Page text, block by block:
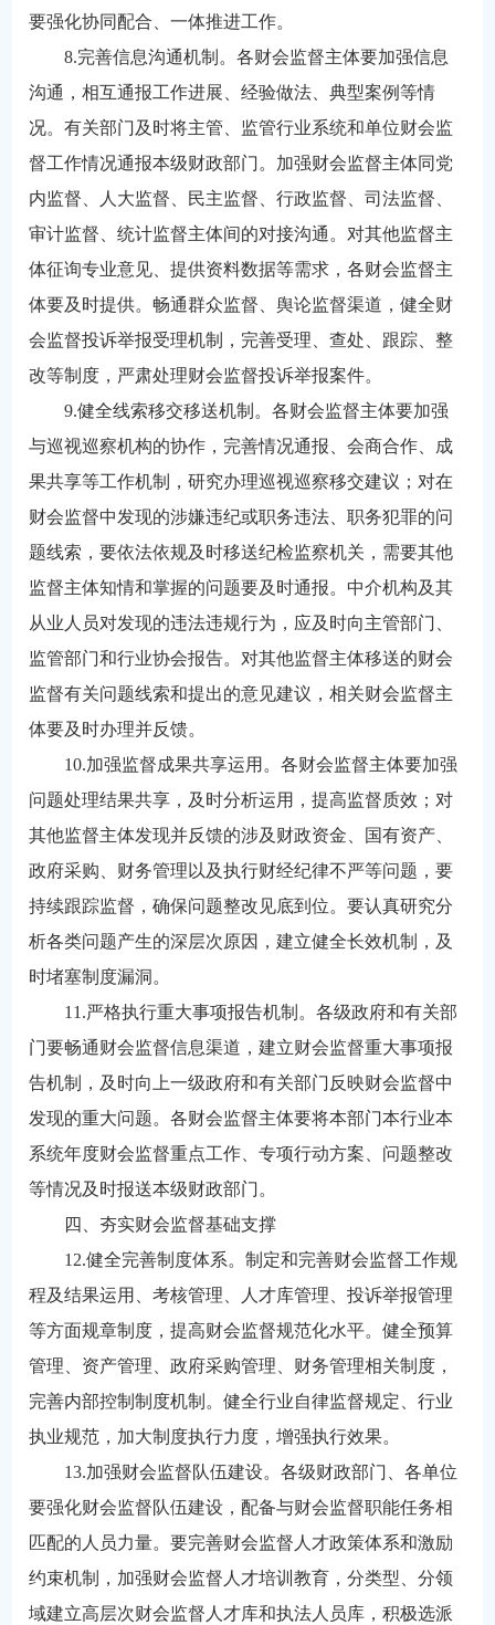
要强化协同配合、一体推进工作。
8.完善信息沟通机制。各财会监督主体要加强信息
沟通，相互通报工作进展、经验做法、典型案例等情
况。有关部门及时将主管、监管行业系统和单位财会监
督工作情况通报本级财政部门。加强财会监督主体同党
内监督、人大监督、民主监督、行政监督、司法监督、
审计监督、统计监督主体间的对接沟通。对其他监督主
体征询专业意见、提供资料数据等需求，各财会监督主
体要及时提供。畅通群众监督、舆论监督渠道，健全财
会监督投诉举报受理机制，完善受理、查处、跟踪、整
改等制度，严肃处理财会监督投诉举报案件。
9.健全线索移交移送机制。各财会监督主体要加强
与巡视巡察机构的协作，完善情况通报、会商合作、成
果共享等工作机制，研究办理巡视巡察移交建议；对在
财会监督中发现的涉嫌违纪或职务违法、职务犯罪的问
题线索，要依法依规及时移送纪检监察机关，需要其他
监督主体知情和掌握的问题要及时通报。中介机构及其
从业人员对发现的违法违规行为，应及时向主管部门、
监管部门和行业协会报告。对其他监督主体移送的财会
监督有关问题线索和提出的意见建议，相关财会监督主
体要及时办理并反馈。
10.加强监督成果共享运用。各财会监督主体要加强
问题处理结果共享，及时分析运用，提高监督质效；对
其他监督主体发现并反馈的涉及财政资金、国有资产、
政府采购、财务管理以及执行财经纪律不严等问题，要
持续跟踪监督，确保问题整改见底到位。要认真研究分
析各类问题产生的深层次原因，建立健全长效机制，及
时堵塞制度漏洞。
11.严格执行重大事项报告机制。各级政府和有关部
门要畅通财会监督信息渠道，建立财会监督重大事项报
告机制，及时向上一级政府和有关部门反映财会监督中
发现的重大问题。各财会监督主体要将本部门本行业本
系统年度财会监督重点工作、专项行动方案、问题整改
等情况及时报送本级财政部门。
四、夯实财会监督基础支撑
12.健全完善制度体系。制定和完善财会监督工作规
程及结果运用、考核管理、人才库管理、投诉举报管理
等方面规章制度，提高财会监督规范化水平。健全预算
管理、资产管理、政府采购管理、财务管理相关制度，
完善内部控制制度机制。健全行业自律监督规定、行业
执业规范，加大制度执行力度，增强执行效果。
13.加强财会监督队伍建设。各级财政部门、各单位
要强化财会监督队伍建设，配备与财会监督职能任务相
匹配的人员力量。要完善财会监督人才政策体系和激励
约束机制，加强财会监督人才培训教育，分类型、分领
域建立高层次财会监督人才库和执法人员库，积极选派